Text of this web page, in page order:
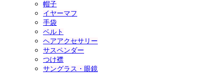
帽子
イヤーマフ
手袋
ベルト
ヘアアクセサリー
サスペンダー
つけ襟
サングラス・眼鏡